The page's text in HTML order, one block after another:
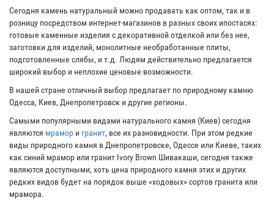
Сегодня камень натуральный можно продавать как оптом, так и в
розницу посредством интернет-магазинов в разных своих ипостасях:
готовые каменные изделия с декоративной отделкой или без нее,
заготовки для изделий, монолитные необработанные плиты,
подготовленные слябы, и т.д. Людям действительно предлагается
широкий выбор и неплохие ценовые возможности.
В нашей стране отличный выбор предлагает по природному камню
Одесса, Киев, Днепропетровск и другие регионы.
Самыми популярными видами натурального камня (Киев) сегодня
являются мрамор и гранит, все их разновидности. При этом редкие
виды природного камня в Днепропетровске, Одессе или Киеве, таких
как синий мрамор или гранит Ivory Brown Шивакаши, сегодня также
являются доступными, хоть цена природного камня этих и других
редких видов будет на порядок выше «ходовых» сортов гранита или
мрамора.